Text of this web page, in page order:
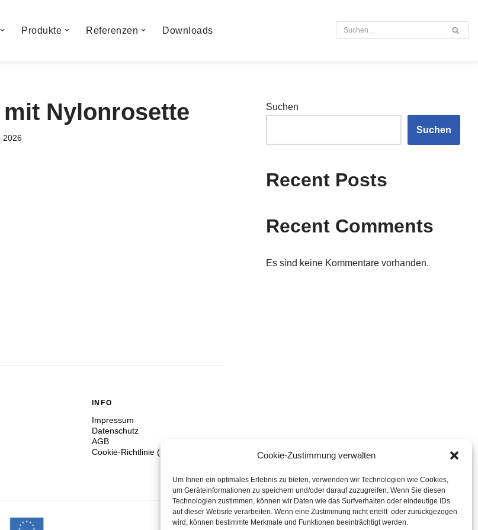
Cookie-Zustimmung verwalten
Um Ihnen ein optimales Erlebnis zu bieten, verwenden wir Technologien wie Cookies,
um Geräteinformationen zu speichern und/oder darauf zuzugreifen. Wenn Sie diesen
Technologien zustimmen, können wir Daten wie das Surfverhalten oder eindeutige IDs
auf dieser Website verarbeiten. Wenn eine Zustimmung nicht erteilt oder zurückgezogen
wird, können bestimmte Merkmale und Funktionen beeinträchtigt werden.
Produkte Referenzen Downloads
Nylonrosette
2026
Suchen
Suchen
Recent Posts
Recent Comments
Es sind keine Kommentare vorhanden.
INFO
Impressum
Datenschutz
AGB
Cookie-Richtlinie (EU)